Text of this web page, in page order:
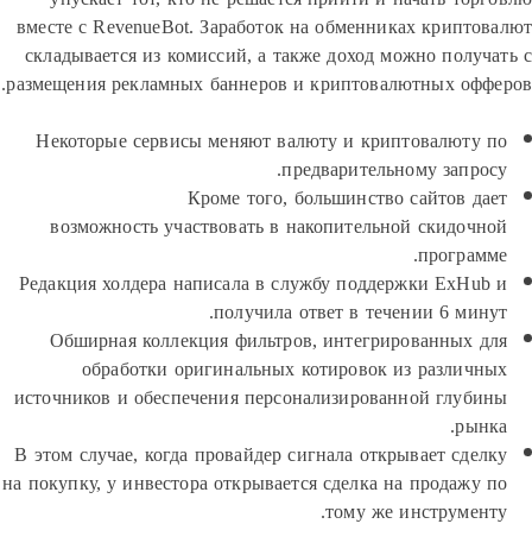
вместе с RevenueBot. Заработок на обменниках
складывается из комиссий, а также доход можно
размещения рекламных баннеров и криптовалютных
Некоторые сервисы меняют валюту и
предварительному
Кроме того, большинство сайтов
возможность участвовать в накопительной
Редакция холдера написала в службу поддержки
получила ответ в течении 6
Обширная коллекция фильтров, интегрированных
обработки оригинальных котировок из
источников и обеспечения персонализированной
В этом случае, когда провайдер сигнала открывает
на покупку, у инвестора открывается сделка на
тому же